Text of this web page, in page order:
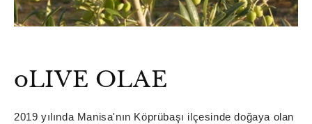
oLIVE OLAE
2019 yılında Manisa'nın Köprübaşı ilçesinde doğaya olan